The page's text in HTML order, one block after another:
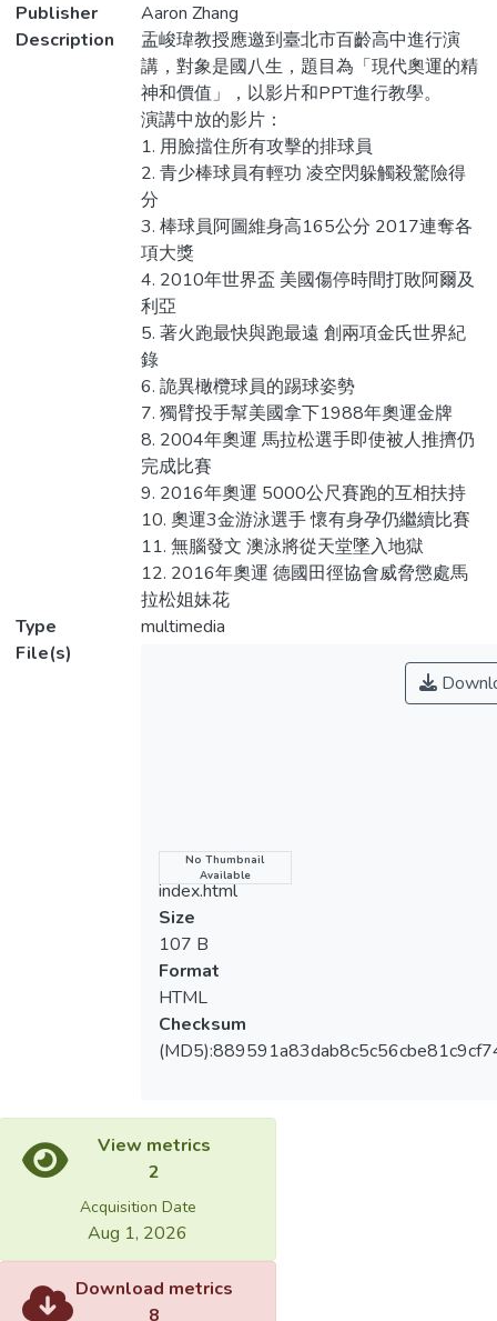
Publisher
Aaron Zhang
Description
盂峻瑋教授應邀到臺北市百齡高中進行演
講，對象是國八生，題目為「現代奧運的精
神和價值」，以影片和PPT進行教學。
演講中放的影片：
1. 用臉擋住所有攻擊的排球員
2. 青少棒球員有輕功 凌空閃躲觸殺驚險得
分
3. 棒球員阿圖維身高165公分 2017連奪各
項大獎
4. 2010年世界盃 美國傷停時間打敗阿爾及
利亞
5. 著火跑最快與跑最遠 創兩項金氏世界紀
錄
6. 詭異橄欖球員的踢球姿勢
7. 獨臂投手幫美國拿下1988年奧運金牌
8. 2004年奧運 馬拉松選手即使被人推擠仍
完成比賽
9. 2016年奧運 5000公尺賽跑的互相扶持
10. 奧運3金游泳選手 懷有身孕仍繼續比賽
11. 無腦發文 澳泳將從天堂墜入地獄
12. 2016年奧運 德國田徑協會威脅懲處馬
拉松姐妹花
Type
multimedia
File(s)
No Thumbnail
Available
Name
index.html
Size
107 B
Format
HTML
Checksum
View metrics
2
Acquisition Date
Aug 1, 2026
Download metrics
8